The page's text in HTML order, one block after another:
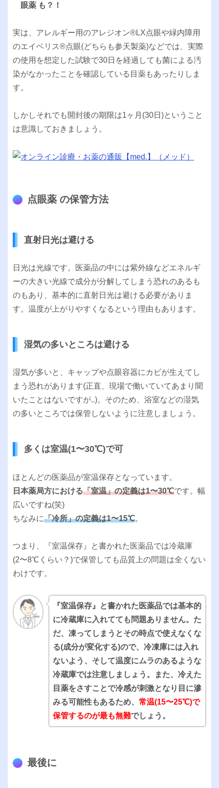
眼薬 も？！
実は、アレルギー用のアレジオン®︎LX点眼や緑内障用
のエイベリス®︎点眼(どちらも参天製薬)などでは、実際
の使用を想定した試験で30日を経過しても菌による汚
染がなかったことを確認している目薬もあったりしま
す。
しかしそれでも開封後の期限は1ヶ月(30日)ということ
は意識しておきましょう。
点眼薬 の保管方法
直射日光は避ける
日光は光線です。医薬品の中には紫外線などエネルギ
ーの大きい光線で成分が分解してしまう恐れのあるも
のもあり、基本的に直射日光は避ける必要がありま
す。温度が上がりやすくなるという理由もあります。
湿気の多いところは避ける
湿気が多いと、キャップや点眼容器にカビが生えてし
まう恐れがあります(正直、現場で働いていてあまり聞
いたことはないですが..)。そのため、浴室などの湿気
の多いところでは保管しないように注意しましょう。
多くは室温(1〜30℃)で可
ほとんどの医薬品が室温保存となっています。
日本薬局方における「室温」の定義は1〜30℃です。幅
広いですね(笑)
ちなみに「冷所」の定義は1〜15℃。
つまり、『室温保存』と書かれた医薬品では冷蔵庫
(2〜8℃くらい？)で保管しても品質上の問題は全くない
わけです。
『室温保存』と書かれた医薬品では基本的
に冷蔵庫に入れてても問題ありません。た
だ、凍ってしまうとその時点で使えなくな
る(成分が変化する)ので、冷凍庫には入れ
ないよう、そして温度にムラのあるような
冷蔵庫では注意しましょう。
また、冷えた
目薬をさすことで冷感が刺激となり目に滲
みる可能性もあるため、常温(15〜25℃)で
保管するのが最も無難でしょう。
最後に